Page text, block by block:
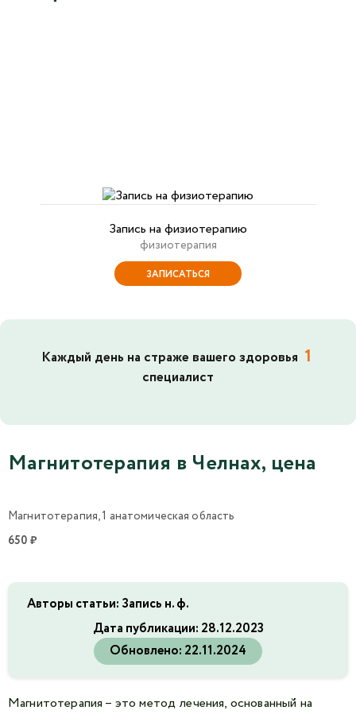
Запись на физиотерапию
физиотерапия
ЗАПИСАТЬСЯ
Каждый день на страже вашего здоровья 1
специалист
Магнитотерапия в Челнах, цена
Магнитотерапия, 1 анатомическая область
650 ₽
Авторы статьи: Запись н. ф.
Дата публикации: 28.12.2023
Обновлено: 22.11.2024
Магнитотерапия – это метод лечения, основанный на